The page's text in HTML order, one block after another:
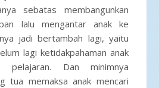
sebatas membangunkan
lalu mengantar anak ke
jadi bertambah lagi, yaitu
lagi ketidakpahaman anak
pelajaran. Dan minimnya
tua memaksa anak mencari